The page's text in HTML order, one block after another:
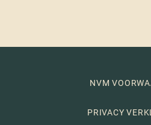
NVM
PRIVACY